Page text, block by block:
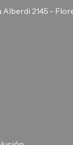
Alberdi 2145 -